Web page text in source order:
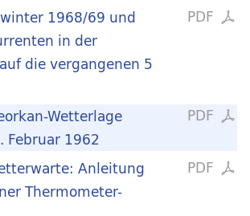
PDF
1968/69 und
in der
die vergangenen 5
PDF
Wetterlage
Februar 1962
PDF
Anleitung
Thermometer-